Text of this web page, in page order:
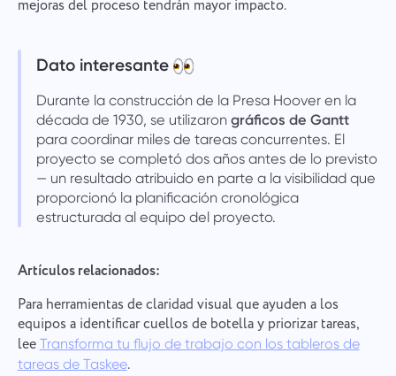
mejoras del proceso tendrán mayor impacto.
Dato interesante
Durante la construcción de la Presa Hoover en la
década de 1930, se utilizaron gráficos de Gantt
para coordinar miles de tareas concurrentes. El
proyecto se completó dos años antes de lo previsto
— un resultado atribuido en parte a la visibilidad que
proporcionó la planificación cronológica
estructurada al equipo del proyecto.
Artículos relacionados:
Para herramientas de claridad visual que ayuden a los
equipos a identificar cuellos de botella y priorizar tareas,
leeTransforma tu flujo de trabajo con los tableros de
tareas de Taskee.